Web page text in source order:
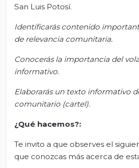
San Luis Potosí.
Identificaráscontenido
de relevancia comunitaria.
Conocerásla importancia del
informativo.
Elaborarás un texto informativo
comunitario (cartel).
¿Qué hacemos?:
Te invito a que observes el
que conozcas más acerca de